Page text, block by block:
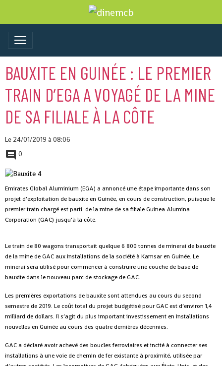
BAUXITE EN GUINÉE : LE PREMIER
TRAIN D’EGA A VOYAGÉ DE LA MINE
DE SA FILIALE À LA CÔTE
Le 24/01/2019 à 08:06
0
Emirates Global Aluminium (EGA) a annoncé une étape importante dans son
projet d’exploitation de bauxite en Guinée, en cours de construction, puisque le
premier train chargé est parti de la mine de sa filiale Guinea Alumina
Corporation (GAC) jusqu’à la côte.
Le train de 80 wagons transportait quelque 6 800 tonnes de minerai de bauxite
de la mine de GAC aux installations de la société à Kamsar en Guinée. Le
minerai sera utilisé pour commencer à construire une couche de base de
bauxite dans le nouveau parc de stockage de GAC.
Les premières exportations de bauxite sont attendues au cours du second
semestre de 2019. Le coût total du projet budgétisé pour GAC est d’environ 1,4
milliard de dollars. Il s’agit du plus important investissement en installations
nouvelles en Guinée au cours des quatre dernières décennies.
GAC a déclaré avoir achevé des boucles ferroviaires et incité à connecter ses
installations à une voie de chemin de fer existante à proximité, utilisée par